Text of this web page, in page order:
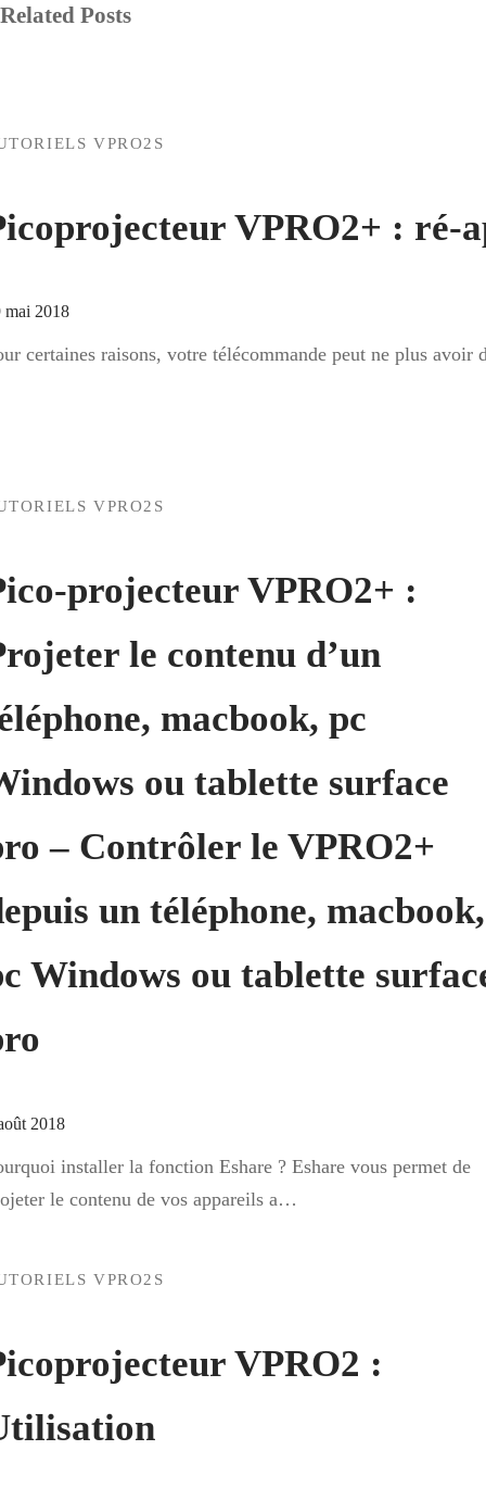
Related Posts
VPRO2S
VPRO2+ : ré-
mai 2018
certaines raisons, votre télécommande peut ne plus
VPRO2S
projecteur VPRO2+ :
le contenu d’un
macbook, pc
ou tablette surface
– Contrôler le VPRO2+
un téléphone, macbook,
Windows ou tablette
2018
installer la fonction Eshare ? Eshare vous permet de
le contenu de vos appareils a…
VPRO2S
VPRO2 :